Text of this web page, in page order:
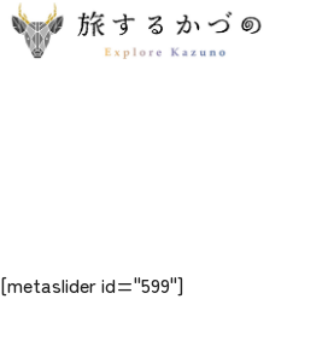
[metaslider id="599"]